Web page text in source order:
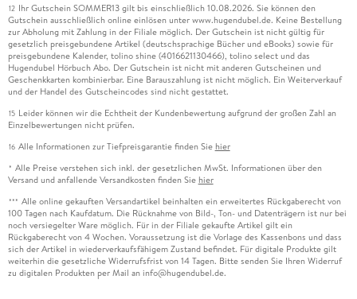
12 Ihr Gutschein SOMMER13 gilt bis einschließlich 10.08.2026. Sie können den
Gutschein ausschließlich online einlösen unter www.hugendubel.de. Keine Bestellung
zur Abholung mit Zahlung in der Filiale möglich. Der Gutschein ist nicht gültig für
gesetzlich preisgebundene Artikel (deutschsprachige Bücher und eBooks) sowie für
preisgebundene Kalender, tolino shine (4016621130466), tolino select und das
Hugendubel Hörbuch Abo. Der Gutschein ist nicht mit anderen Gutscheinen und
Geschenkkarten kombinierbar. Eine Barauszahlung ist nicht möglich. Ein Weiterverkauf
und der Handel des Gutscheincodes sind nicht gestattet.
15 Leider können wir die Echtheit der Kundenbewertung aufgrund der großen Zahl an
Einzelbewertungen nicht prüfen.
16 Alle Informationen zur Tiefpreisgarantie finden Sie hier
* Alle Preise verstehen sich inkl. der gesetzlichen MwSt. Informationen über den
Versand und anfallende Versandkosten finden Sie hier
*** Alle online gekauften Versandartikel beinhalten ein erweitertes Rückgaberecht von
100 Tagen nach Kaufdatum. Die Rücknahme von Bild-, Ton- und Datenträgern ist nur bei
noch versiegelter Ware möglich. Für in der Filiale gekaufte Artikel gilt ein
Rückgaberecht von 4 Wochen. Voraussetzung ist die Vorlage des Kassenbons und dass
sich der Artikel in wiederverkaufsfähigem Zustand befindet. Für digitale Produkte gilt
weiterhin die gesetzliche Widerrufsfrist von 14 Tagen. Bitte senden Sie Ihren Widerruf
zu digitalen Produkten per Mail an info@hugendubel.de.